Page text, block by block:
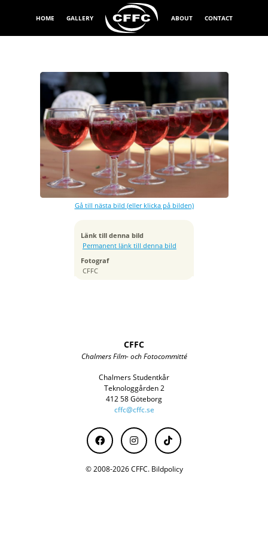
HOME GALLERY ABOUT CONTACT
Gå till nästa bild (eller klicka på bilden)
Länk till denna bild
Permanent länk till denna bild
Fotograf
CFFC
Exponeringstid
1/250 sek
Bländare
f/5.6
Kamera
Canon EOS 350D DIGITAL
Tagen
ISO
200
Brännvidd
70 mm
CFFC
Chalmers Film- och Fotocommitté
Chalmers Studentkår
Teknologgården 2
412 58 Göteborg
cffc@cffc.se
© 2008-2026 CFFC. Bildpolicy